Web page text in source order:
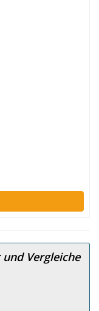
Vergleiche